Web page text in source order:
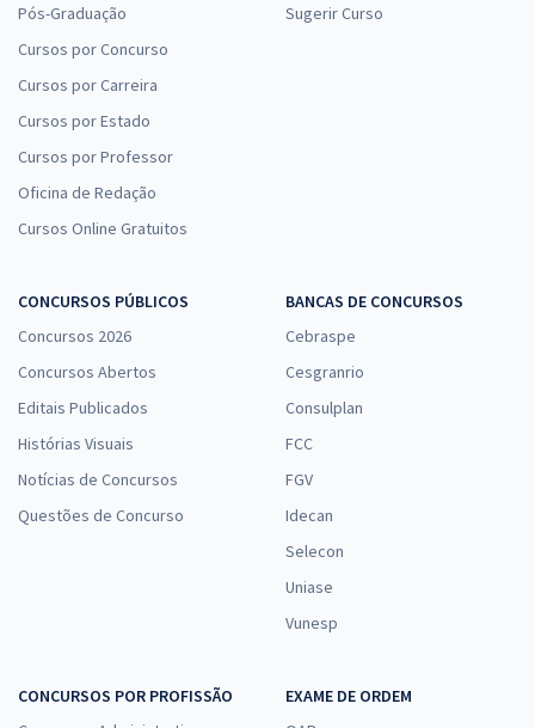
TJDFT - Tribunal de Justiça do Distrito Federal e dos Territórios -
Área: Apoio Especializado - Especialidade: Administração
Economize R$ 65,96 (-20%)
TJDFT - Tribunal de Justiça do Distrito Federal e dos Territórios -
Conhecimentos Específicos para Analista Jurídico - Área: Apoio
15,19
Economize R$ 45,58 (-20%)
Conhecimentos Específicos para o Cargo de Técnico Judiciário -
Pós-Graduação
Cursos por Concurso
Cursos por Carreira
Cursos por Estado
Cursos por Professor
Oficina de Redação
Cursos Online Gratuitos
Sugerir Curso
CONCURSOS PÚBLICOS
Concursos 2026
Concursos Abertos
Editais Publicados
Histórias Visuais
Notícias de Concursos
Questões de Concurso
BANCAS DE CONCURSOS
Cebraspe
Cesgranrio
Consulplan
FCC
FGV
Idecan
Selecon
Uniase
Vunesp
CONCURSOS POR PROFISSÃO
EXAME DE ORDEM